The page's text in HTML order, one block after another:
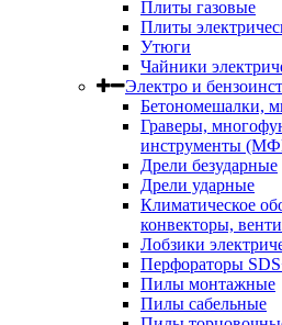
Плиты газовые
Плиты
Утюги
Чайники
Электро и
Бетономешалки,
Граверы,
инструменты
Дрели безударные
Дрели ударные
Климатическое
конвекторы,
Лобзики
Перфораторы
Пилы монтажные
Пилы сабельные